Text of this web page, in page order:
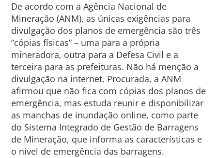
De acordo com a Agência Nacional de
Mineração (ANM), as únicas exigências para
divulgação dos planos de emergência são três
“cópias físicas” – uma para a própria
mineradora, outra para a Defesa Civil e a
terceira para as prefeituras. Não há menção a
divulgação na internet. Procurada, a ANM
afirmou que não fica com cópias dos planos de
emergência, mas estuda reunir e disponibilizar
as manchas de inundação online, como parte
do Sistema Integrado de Gestão de Barragens
de Mineração, que informa as características e
o nível de emergência das barragens.